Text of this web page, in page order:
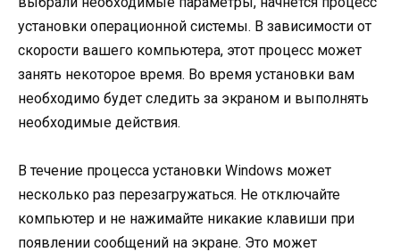
установки операционной системы. В зависимости от
скорости вашего компьютера, этот процесс может
занять некоторое время. Во время установки вам
необходимо будет следить за экраном и выполнять
необходимые действия.
В течение процесса установки Windows может
несколько раз перезагружаться. Не отключайте
компьютер и не нажимайте никакие клавиши при
появлении сообщений на экране. Это может